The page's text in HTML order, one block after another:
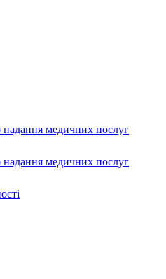
надання медичних послуг
надання медичних послуг